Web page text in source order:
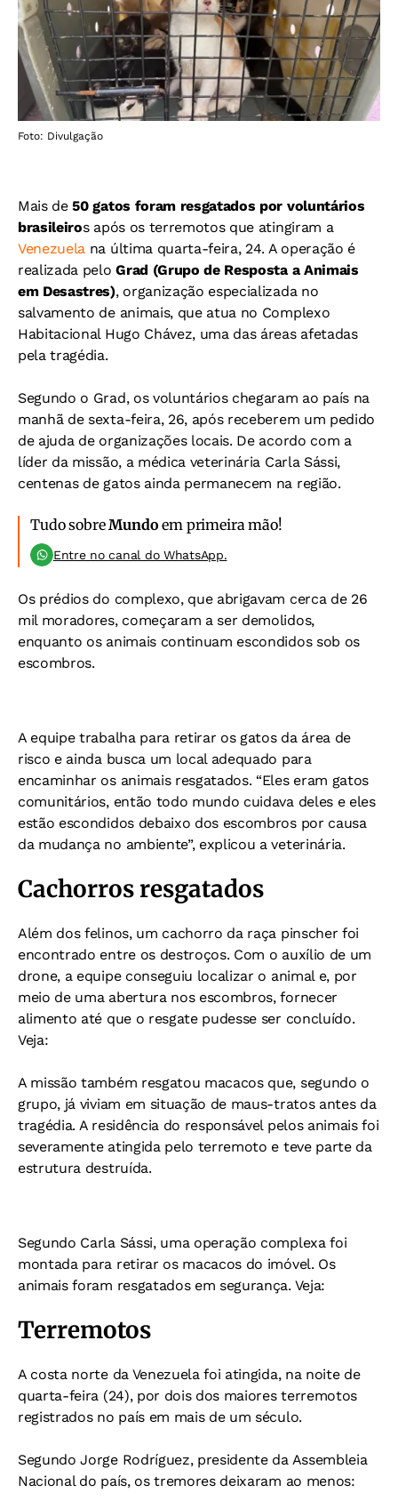
Foto: Divulgação
Mais de50 gatos foram resgatados por voluntários
brasileiros após os terremotos que atingiram a
Venezuela na última quarta-feira, 24. A operação é
realizada peloGrad (Grupo de Resposta a Animais
em Desastres), organização especializada no
salvamento de animais, que atua no Complexo
Habitacional Hugo Chávez, uma das áreas afetadas
pela tragédia.
Segundo o Grad, os voluntários chegaram ao país na
manhã de sexta-feira, 26, após receberem um pedido
de ajuda de organizações locais. De acordo com a
líder da missão, a médica veterinária Carla Sássi,
centenas de gatos ainda permanecem na região.
Tudo sobreMundo em primeira mão!
Entre no canal do WhatsApp.
Os prédios do complexo, que abrigavam cerca de 26
mil moradores, começaram a ser demolidos,
enquanto os animais continuam escondidos sob os
escombros.
A equipe trabalha para retirar os gatos da área de
risco e ainda busca um local adequado para
encaminhar os animais resgatados.“Eles eram gatos
comunitários, então todo mundo cuidava deles e eles
estão escondidos debaixo dos escombros por causa
da mudança no ambiente”, explicou a veterinária.
Cachorros resgatados
Além dos felinos, um cachorro da raça pinscher foi
encontrado entre os destroços. Com o auxílio de um
drone, a equipe conseguiu localizar o animal e, por
meio de uma abertura nos escombros, fornecer
alimento até que o resgate pudesse ser concluído.
Veja:
A missão também resgatou macacos que, segundo o
grupo, já viviam em situação de maus-tratos antes da
tragédia. A residência do responsável pelos animais foi
severamente atingida pelo terremoto e teve parte da
estrutura destruída.
Segundo Carla Sássi, uma operação complexa foi
montada para retirar os macacos do imóvel. Os
animais foram resgatados em segurança. Veja:
Terremotos
A costa norte da Venezuela foi atingida, na noite de
quarta-feira (24), por dois dos maiores terremotos
registrados no país em mais de um século.
Segundo Jorge Rodríguez, presidente da Assembleia
Nacional do país, os tremores deixaram ao menos: